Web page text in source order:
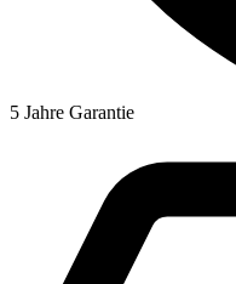
5 Jahre Garantie